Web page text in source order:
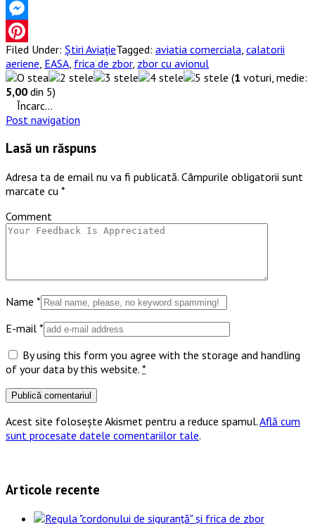
WhatsApp
Messenger
Pinterest
Filed Under: Știri AviațieTagged: aviatia comerciala calatorii
aeriene EASA frica de zbor, zbor cu avionul
(1 voturi, medie:
5,00 din 5)
Încarc...
Post navigation
Lasă un răspuns
Adresa ta de email nu va fi publicată. Câmpurile obligatorii sunt
marcate cu *
Comment
Name *
E-mail *
By using this form you agree with the storage and handling
of your data by this website. *
Acest site folosește Akismet pentru a reduce spamul.Află cum
sunt procesate datele comentariilor tale.
Articole recente